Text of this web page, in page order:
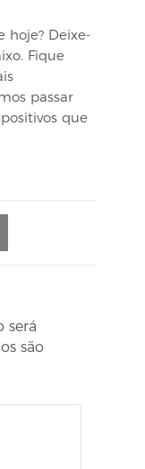
hoje? Deixe-
Fique
passar
que
será
são